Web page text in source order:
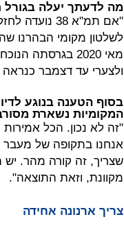
מה לדעתך יעלה בגורל תמ"א 38 במאי 2020, עם
"אם תמ"א 38
לשלטון מקומי הבהרנו
מאי 2020
ולצערי עד דצמבר
בסוף הטענה בנוגע
המקומיות נשארת
"זה לא נכון. הכל
אנחנו בתקופה של מעבר
שצריך, זה קורה מהר.
מקוונת, וזאת התוצאה".
צריך ארנונה אחידה